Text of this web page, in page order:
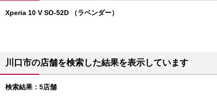
Xperia 10 V SO-52D （ラベンダー）
川口市の店舗を検索した結果を表示しています
検索結果：5店舗